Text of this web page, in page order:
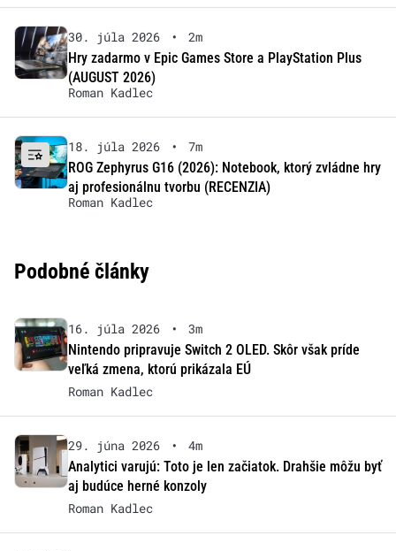
30. júla 2026 •
2m
Hry zadarmo v Epic Games Store a PlayStation Plus
(AUGUST 2026)
Roman Kadlec
18. júla 2026 •
7m
ROG Zephyrus G16 (2026): Notebook, ktorý zvládne hry
aj profesionálnu tvorbu (RECENZIA)
Roman Kadlec
Podobné články
16. júla 2026 •
3m
Nintendo pripravuje Switch 2 OLED. Skôr však príde
veľká zmena, ktorú prikázala EÚ
Roman Kadlec
29. júna 2026 •
4m
Analytici varujú: Toto je len začiatok. Drahšie môžu byť
aj budúce herné konzoly
Roman Kadlec